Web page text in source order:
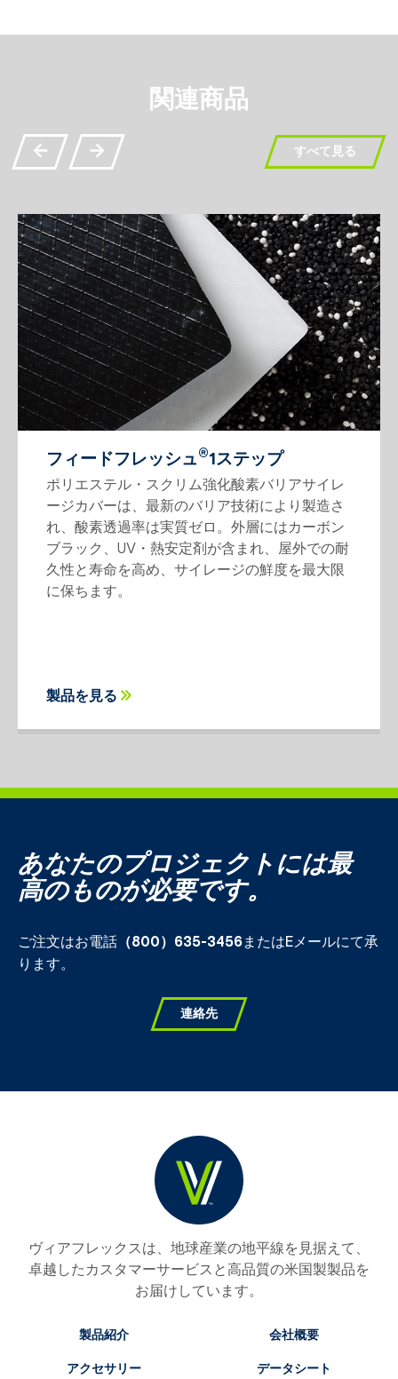
関連商品
すべて見る
フィードフレッシュ ®1ステップ
ポリエステル・スクリム強化酸素バリアサイレ
ージカバーは、最新のバリア技術により製造さ
れ、酸素透過率は実質ゼロ。外層にはカーボン
ブラック、UV・熱安定剤が含まれ、屋外での耐
久性と寿命を高め、サイレージの鮮度を最大限
に保ちます。
製品を見る
あなたのプロジェクトには最
高のものが必要です。
ご注文はお電話 （800）635-3456またはEメールにて承
ります。
連絡先
ヴィアフレックスは、地球産業の地平線を見据えて、
卓越したカスタマーサービスと高品質の米国製製品を
お届けしています。
製品紹介
アクセサリー
会社概要
データシート